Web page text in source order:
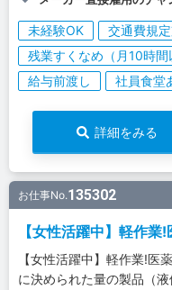
未経験OK 交通費規
残業すくなめ（月10時間
給与前渡し
社員食堂
詳細をみる
お仕事No.135302
【女性活躍中】軽作
【女性活躍中】軽作業!
に決められた量の製品（